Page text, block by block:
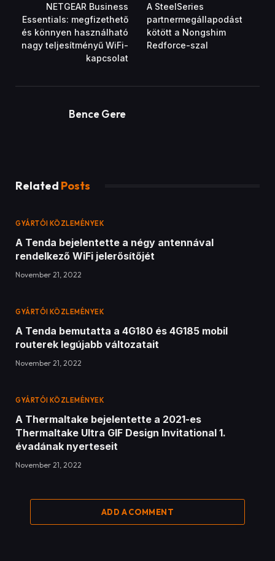
NETGEAR Business
Essentials: megfizethető
és könnyen használható
nagy teljesítményű WiFi-
kapcsolat
A SteelSeries
partnermegállapodást
kötött a Nongshim
Redforce-szal
Bence Gere
Related Posts
GYÁRTÓI KÖZLEMÉNYEK
A Tenda bejelentette a négy antennával
rendelkező WiFi jelerősítőjét
November 21, 2022
GYÁRTÓI KÖZLEMÉNYEK
A Tenda bemutatta a 4G180 és 4G185 mobil
routerek legújabb változatait
November 21, 2022
GYÁRTÓI KÖZLEMÉNYEK
A Thermaltake bejelentette a 2021-es
Thermaltake Ultra GIF Design Invitational 1.
évadának nyerteseit
November 21, 2022
ADD A COMMENT